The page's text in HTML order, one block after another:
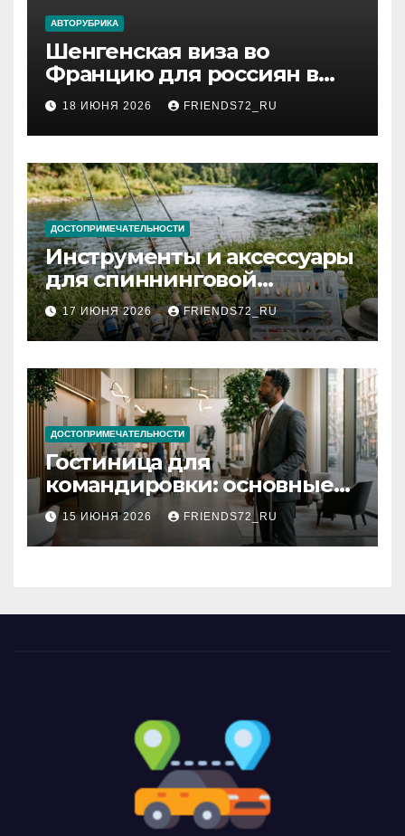
АВТОРУБРИКА
Шенгенская виза во
Францию для россиян в
2026 году: сроки от 3 дней
и список необходимых
документов
18 ИЮНЯ 2026 FRIENDS72_RU
ДОСТОПРИМЕЧАТЕЛЬНОСТИ
Инструменты и аксессуары
для спиннинговой
рыбалки: назначение и
типы
17 ИЮНЯ 2026 FRIENDS72_RU
ДОСТОПРИМЕЧАТЕЛЬНОСТИ
Гостиница для
командировки: основные
критерии выбора
15 ИЮНЯ 2026 FRIENDS72_RU